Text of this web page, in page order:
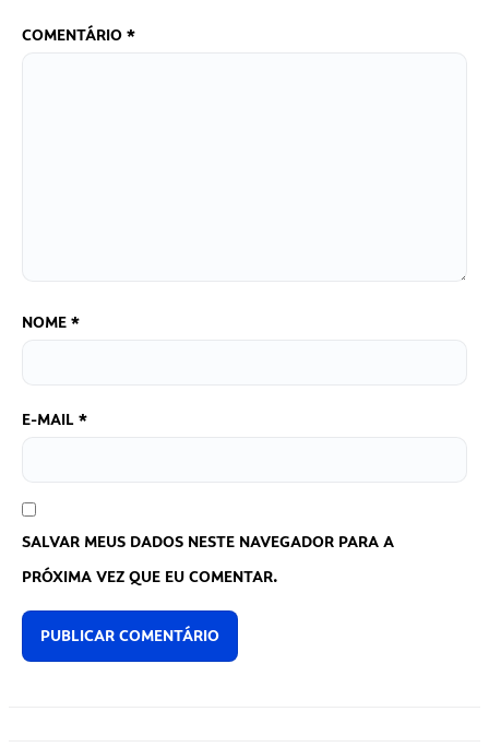
COMENTÁRIO *
NOME *
E-MAIL *
SALVAR MEUS DADOS NESTE NAVEGADOR PARA A
PRÓXIMA VEZ QUE EU COMENTAR.